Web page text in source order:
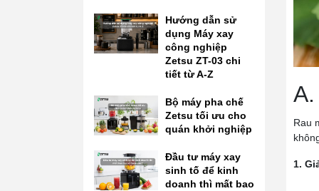
Rau
1.
Hướng dẫn sử
dụng Máy xay
công nghiệp
Zetsu ZT-03 chi
tiết từ A-Z
Bộ máy pha chế
Zetsu tối ưu cho
quán khởi nghiệp
Đầu tư máy xay
sinh tố để kinh
doanh thì mất bao